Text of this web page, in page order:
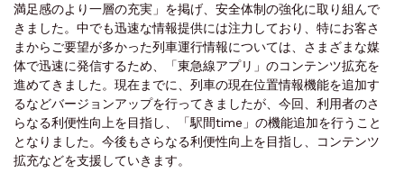
満足感のより一層の充実」を掲げ、安全体制の強化に取り組んで
きました。中でも迅速な情報提供には注力しており、特にお客さ
まからご要望が多かった列車運行情報については、さまざまな媒
体で迅速に発信するため、「東急線アプリ」のコンテンツ拡充を
進めてきました。現在までに、列車の現在位置情報機能を追加す
るなどバージョンアップを行ってきましたが、今回、利用者のさ
らなる利便性向上を目指し、「駅間time」の機能追加を行うこと
となりました。今後もさらなる利便性向上を目指し、コンテンツ
拡充などを支援していきます。